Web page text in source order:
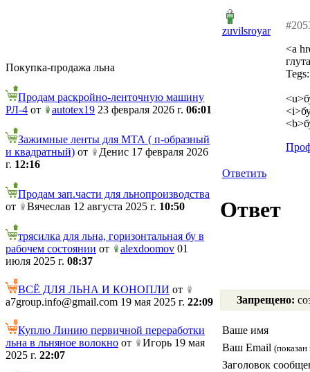
Покупка-продажа льна
Продам раскройно-ленточную машину
РЛ-4 от autotex19 23 февраля 2026 г. 06:01
Зажимные ленты для МТА ( п-образный
и квадратный) от
Денис 17 февраля 2026
г. 12:16
Продам зап.части для льнопроизводства
от
Вячеслав 12 августа 2025 г. 10:50
трясилка для льна, горизонтальная бу в
рабочем состоянии от alexdoomov 01
июля 2025 г. 08:37
ВСЁ ДЛЯ ЛЬНА И КОНОПЛИ от
a7group.info@gmail.com 19 мая 2025 г. 22:09
Куплю Линию первичной переработки
льна в льняное волокно от
Игорь 19 мая
2025 г. 22:07
zuvilsroyar
<a
Ответить
Ответ
Запрещено:
Ваше имя
Ваш Email (показан
Заголовок